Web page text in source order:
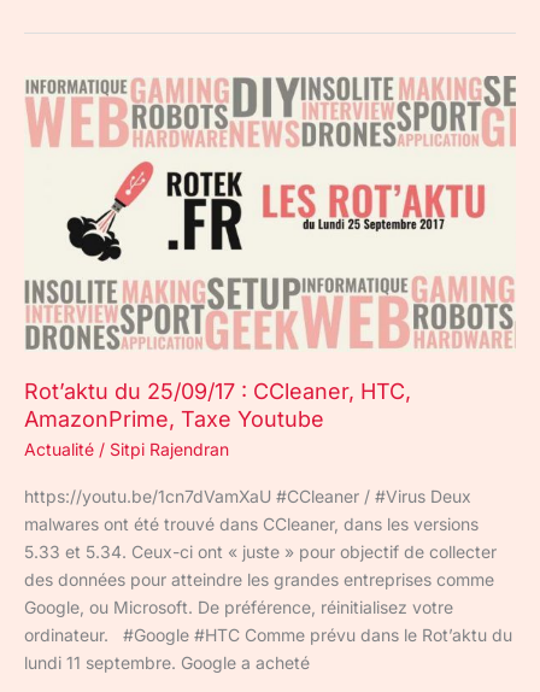
Rot’aktu du 25/09/17 : CCleaner, HTC,
AmazonPrime, Taxe Youtube
Actualité / Sitpi Rajendran
https://youtu.be/1cn7dVamXaU #CCleaner / #Virus Deux
malwares ont été trouvé dans CCleaner, dans les versions
5.33 et 5.34. Ceux-ci ont « juste » pour objectif de collecter
des données pour atteindre les grandes entreprises comme
Google, ou Microsoft. De préférence, réinitialisez votre
ordinateur. #Google #HTC Comme prévu dans le Rot’aktu du
lundi 11 septembre. Google a acheté
Rot’aktu
du
25/09/17
AmazonPrime,
Taxe
Youtube